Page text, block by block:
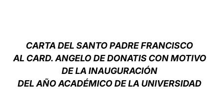
CARTA DEL SANTO PADRE FRANCISCO
AL CARD. ANGELO DE DONATIS CON MOTIVO
DE LA INAUGURACIÓN
DEL AÑO ACADÉMICO DE LA UNIVERSIDAD